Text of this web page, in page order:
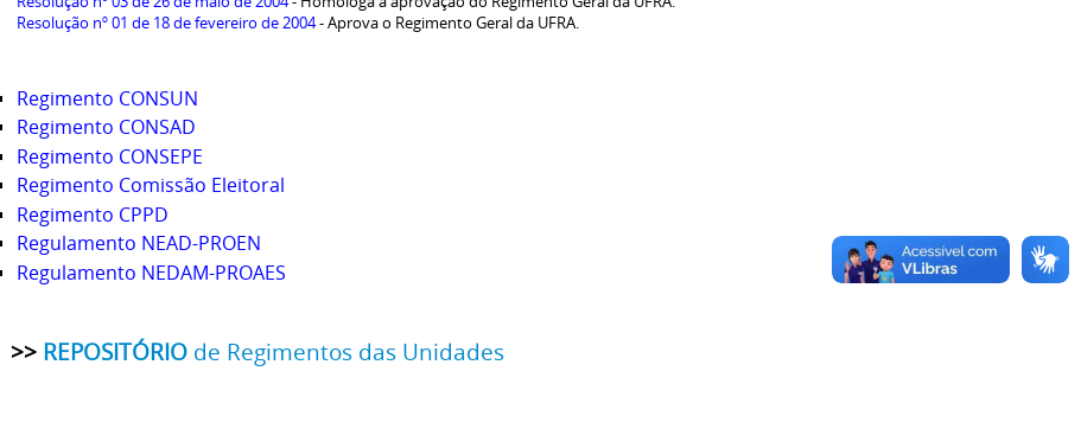
Resolução nº 01 de 18 de fevereiro de 2004- Aprova o Regimento Geral da UFRA.
Regimento CONSUN
Regimento CONSAD
Regimento CONSEPE
Regimento Comissão Eleitoral
Regimento CPPD
Regulamento NEAD-PROEN
Regulamento NEDAM-PROAES
>> REPOSITÓRIO de Regimentos das Unidades